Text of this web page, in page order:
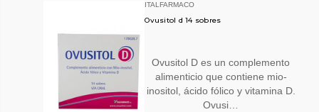
ITALFARMACO
Ovusitol d 14 sobres
Ovusitol D es un complemento
alimenticio que contiene mio-
inositol, ácido fólico y vitamina D.
Ovusi…